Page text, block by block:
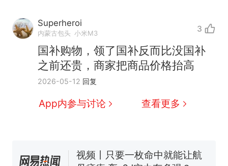
Superheroi
内蒙古包头 小米M3 3
国补购物，领了国补反而比没国补
之前还贵，商家把商品价格抬高
2026-05-12 回复
App内参与讨论 查看更多
热
十多万人报名的考试，成绩
全部作废，公平么？
新 全球唯一没有法定首都的国
了……
视频丨只要一枚命中就能让航